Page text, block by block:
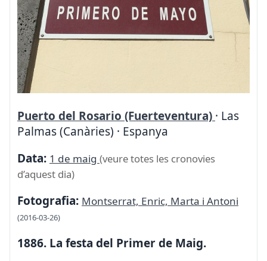
Puerto del Rosario (Fuerteventura) · Las
Palmas (Canàries) · Espanya
Data: 1 de maig (veure totes les cronovies
d’aquest dia)
Fotografia: Montserrat, Enric, Marta i Antoni
(2016-03-26)
1886. La festa del Primer de Maig.